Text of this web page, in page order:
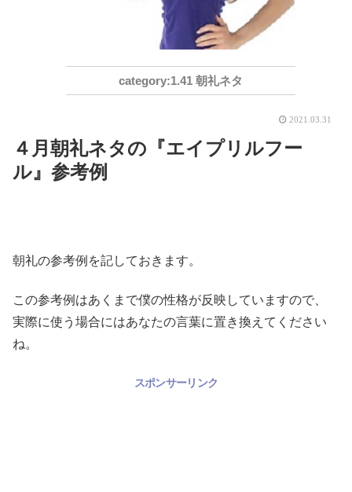
1.41 朝礼ネタ
2021.03.31
４月朝礼ネタの『エイプリルフー
ル』参考例
朝礼の参考例を記しておきます。
この参考例はあくまで僕の性格が反映していますので、
実際に使う場合にはあなたの言葉に置き換えてください
ね。
スポンサーリンク